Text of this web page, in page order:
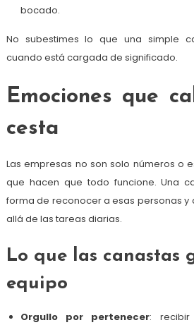
bocado.
No subestimes lo que una simple
cuando está cargada de significado.
Emociones que
cesta
Las empresas no son solo números o
que hacen que todo funcione. Una
forma de reconocer a esas personas y
allá de las tareas diarias.
Lo que las canastas
equipo
Orgullo por pertenecer: recibir